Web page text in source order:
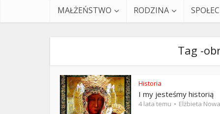
MAŁŻEŃSTWO RODZINA
Tag -
Historia
I my jesteśmy historią
4 lata temu Elżbieta